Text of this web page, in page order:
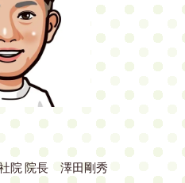
院 院長 澤田剛秀